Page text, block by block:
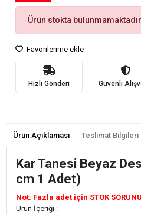
Ürün stokta
Favorilerime ekle
Hızlı Gönderi Güvenli
Ürün Açıklaması Teslimat Bilgileri
Kar Tanesi Beyaz
cm 1 Adet)
Not: Fazla adet için STOK
Ürün İçeriği :